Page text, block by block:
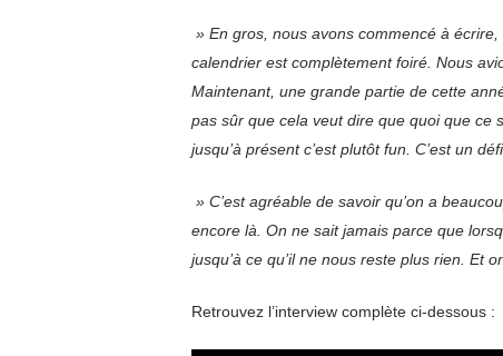
» En gros, nous avons commencé à
calendrier est complètement foiré. Nous
Maintenant, une grande partie de cette
pas sûr que cela veut dire que quoi que ce
jusqu’à présent c’est plutôt fun. C’est un
» C’est agréable de savoir qu’on a
encore là. On ne sait jamais parce que
jusqu’à ce qu’il ne nous reste plus rien. Et
Retrouvez l’interview complète ci-dessous :